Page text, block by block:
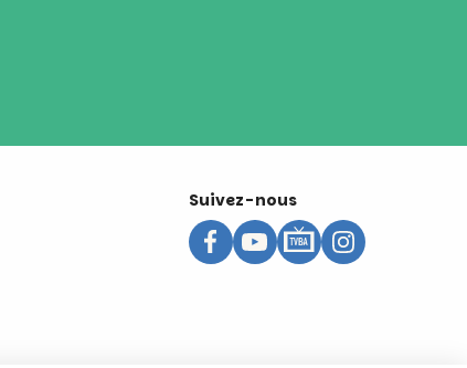
Suivez-nous